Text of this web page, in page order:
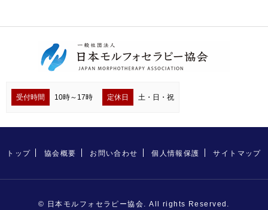
受付時間 10時～17時 定休日 土・日・祝
トップ 協会概要 お問い合わせ 個人情報保護 サイトマップ
© 日本モルフォセラピー協会. All rights Reserved.